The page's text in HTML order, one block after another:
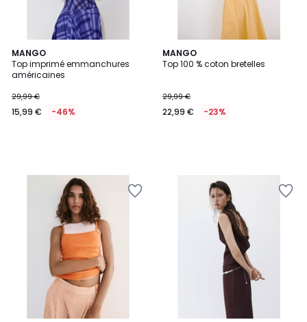
MANGO
Top imprimé emmanchures
américaines
29,99 €
15,99 € -46%
MANGO
Top 100 % coton bretelles
29,99 €
22,99 € -23%